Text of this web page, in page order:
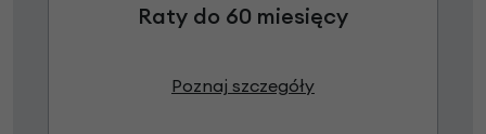
Raty do 60 miesięcy
Poznaj szczegóły